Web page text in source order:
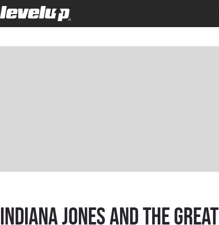
Indiana Jones and the Great